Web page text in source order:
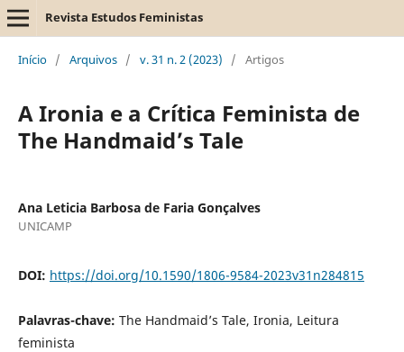
Revista Estudos Feministas
Início / Arquivos / v. 31 n. 2 (2023) / Artigos
A Ironia e a Crítica Feminista de
The Handmaid’s Tale
Ana Leticia Barbosa de Faria Gonçalves
UNICAMP
DOI: https://doi.org/10.1590/1806-9584-2023v31n284815
Palavras-chave: The Handmaid’s Tale, Ironia, Leitura
feminista